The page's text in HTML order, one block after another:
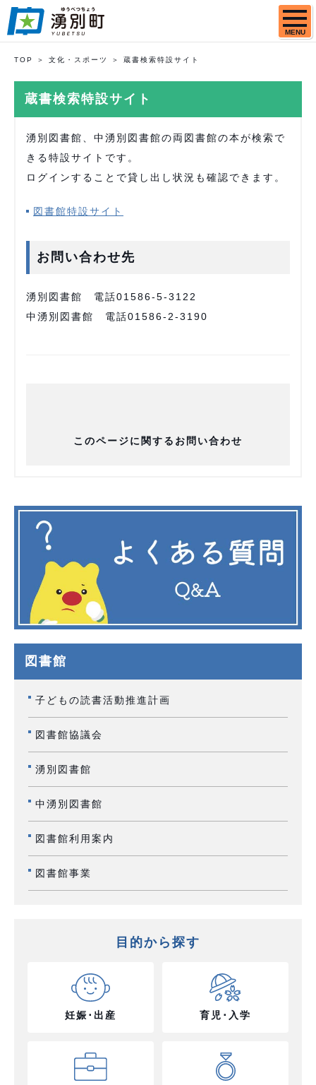
MENU
TOP 文化・スポーツ 蔵書検索特設サイト
蔵書検索特設サイト
湧別図書館、中湧別図書館の両図書館の本が検索で
きる特設サイトです。
ログインすることで貸し出し状況も確認できます。
図書館特設サイト
お問い合わせ先
湧別図書館 電話01586-5-3122
中湧別図書館 電話01586-2-3190
このページに関するお問い合わせ
図書館
子どもの読書活動推進計画
図書館協議会
湧別図書館
中湧別図書館
図書館利用案内
図書館事業
目的から探す
妊娠･出産 育児･入学